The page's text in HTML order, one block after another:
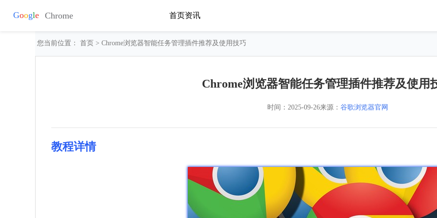
首页资讯
您当前位置： 首页 > Chrome浏览器智能任务管理插件推荐及使用技巧
Chrome浏览器智能任务管理插件推荐及使用
时间： 2025-09-26来源： 谷歌浏览器官网
教程详情